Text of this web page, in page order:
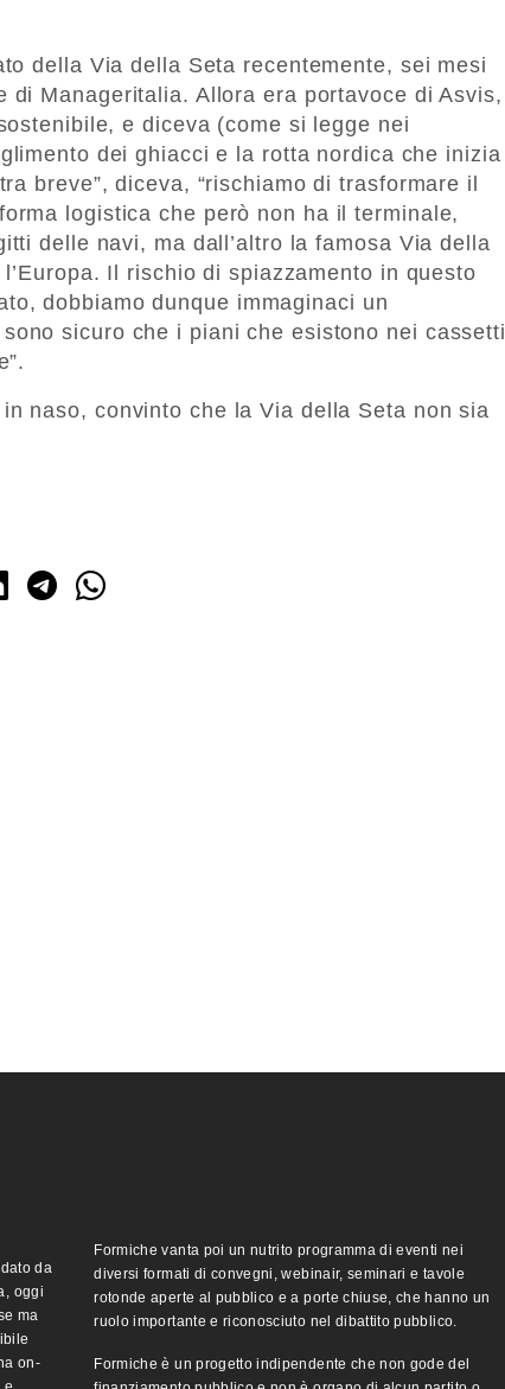
della Via della Seta recentemente, sei mesi
di Manageritalia. Allora era portavoce di Asvis,
e diceva (come si legge nei
dei ghiacci e la rotta nordica che inizia
breve”, diceva, “rischiamo di trasformare il
logistica che però non ha il terminale,
delle navi, ma dall’altro la famosa Via della
Il rischio di spiazzamento in questo
dobbiamo dunque immaginaci un
sicuro che i piani che esistono nei cassetti
naso, convinto che la Via della Seta non sia
da
oggi
ma
on-
Formiche vanta poi un nutrito programma di eventi nei
diversi formati di convegni, webinair, seminari e tavole
rotonde aperte al pubblico e a porte chiuse, che hanno un
ruolo importante e riconosciuto nel dibattito pubblico.
Formiche è un progetto indipendente che non gode del